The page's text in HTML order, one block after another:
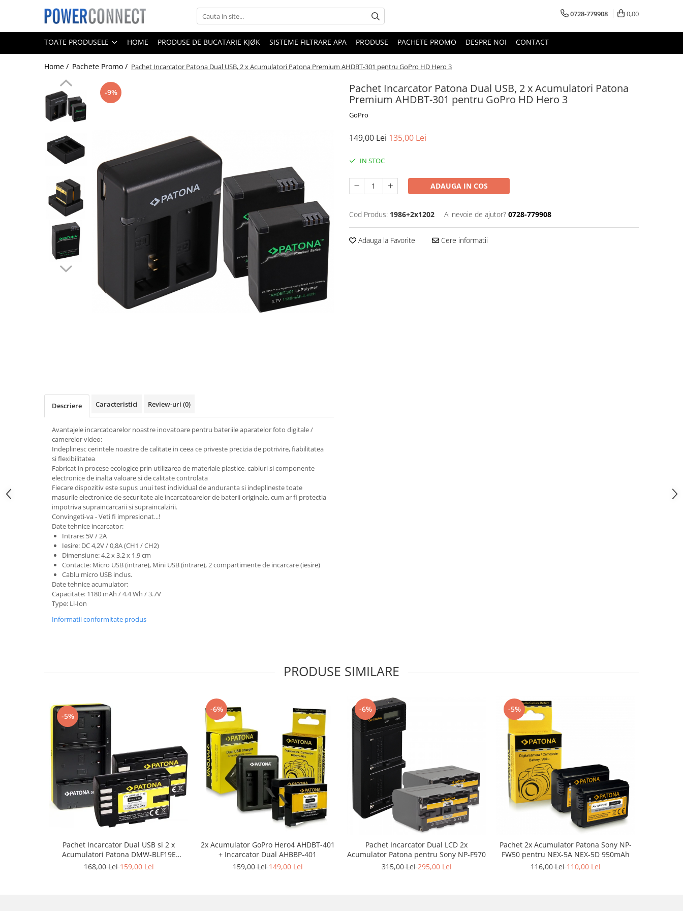
Toate Produsele
Sisteme filtrare apa
Sisteme filtrare apa
Acumulatori
Telefoane mobile
Boxe portabile
POS/Scanere coduri de bare
Scule electrice
Telefoane mobile
Produse de bucatarie kjøk
Accesorii kjøk
Pachete Promo
Incarcatoare & acumulatori
Blițuri și lumini foto/video
Telefoane mobile
0728-779908 0,00
TOATE PRODUSELE HOME PRODUSE DE BUCATARIE KJØK SISTEME FILTRARE APA PRODUSE PACHETE PROMO DESPRE NOI CONTACT
Home / Pachete Promo / Pachet Incarcator Patona Dual USB, 2 x Acumulatori Patona Premium AHDBT-301 pentru GoPro HD Hero 3
Pachet Incarcator Patona Dual USB, 2 x Acumulatori Patona
Premium AHDBT-301 pentru GoPro HD Hero 3
GoPro
-9%
149,00 Lei 135,00 Lei
IN STOC
ADAUGA IN COS
Cod Produs: 1986+2x1202 Ai nevoie de ajutor? 0728-779908
Adauga la Favorite Cere informatii
Descriere Caracteristici Review-uri (0)
Avantajele incarcatoarelor noastre inovatoare pentru bateriile aparatelor foto digitale /
camerelor video:
Indeplinesc cerintele noastre de calitate in ceea ce priveste precizia de potrivire, fiabilitatea
si flexibilitatea
Fabricat in procese ecologice prin utilizarea de materiale plastice, cabluri si componente
electronice de inalta valoare si de calitate controlata
Fiecare dispozitiv este supus unui test individual de anduranta si indeplineste toate
masurile electronice de securitate ale incarcatoarelor de baterii originale, cum ar fi protectia
impotriva supraincarcarii si supraincalzirii.
Convingeti-va - Veti fi impresionat...!
Date tehnice incarcator:
Intrare: 5V / 2A
Iesire: DC 4,2V / 0,8A (CH1 / CH2)
Dimensiune: 4.2 x 3.2 x 1.9 cm
Contacte: Micro USB (intrare), Mini USB (intrare), 2 compartimente de incarcare (iesire)
Cablu micro USB inclus.
Date tehnice acumulator:
Capacitate: 1180 mAh / 4.4 Wh / 3.7V
Type: Li-Ion
Informatii conformitate produs
PRODUSE SIMILARE
-5%
Pachet Incarcator Dual USB si 2 x
Acumulatori Patona DMW-BLF19E
pentru Panasonic Lumix DC-GH5 DMC-
168,00 Lei159,00 Lei
-6%
2x Acumulator GoPro Hero4 AHDBT-401
+ Incarcator Dual AHBBP-401
159,00 Lei149,00 Lei
-6%
Pachet Incarcator Dual LCD 2x
Acumulator Patona pentru Sony NP-F970
315,00 Lei295,00 Lei
-5%
Pachet 2x Acumulator Patona Sony NP-
FW50 pentru NEX-5A NEX-5D 950mAh
116,00 Lei110,00 Lei